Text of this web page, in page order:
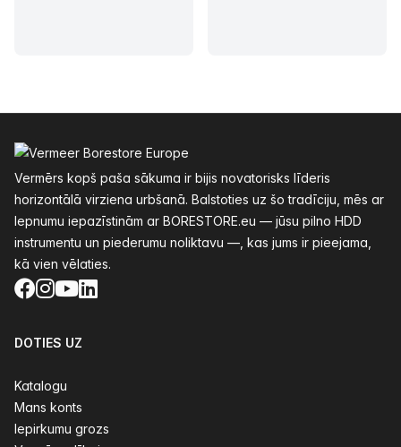
Vermērs kopš paša sākuma ir bijis novatorisks līderis
horizontālā virziena urbšanā. Balstoties uz šo tradīciju, mēs ar
lepnumu iepazīstinām ar BORESTORE.eu — jūsu pilno HDD
instrumentu un piederumu noliktavu —, kas jums ir pieejama,
kā vien vēlaties.
Facebook
Instagram
YouTube
LinkedIn
DOTIES UZ
Katalogu
Mans konts
Iepirkumu grozs